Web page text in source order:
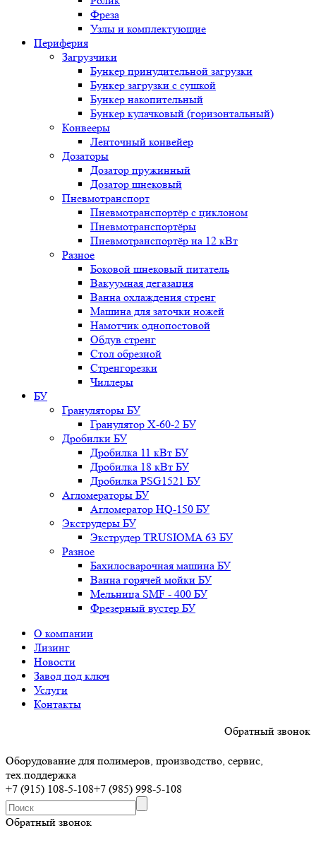
Фреза
Узлы и комплектующие
Периферия
Загрузчики
Бункер принудительной загрузки
Бункер загрузки с сушкой
Бункер накопительный
Бункер кулачковый (горизонтальный)
Конвееры
Ленточный конвейер
Дозаторы
Дозатор пружинный
Дозатор шнековый
Пневмотранспорт
Пневмотранспортёр с циклоном
Пневмотранспортёры
Пневмотранспортёр на 12 кВт
Разное
Боковой шнековый питатель
Вакуумная дегазация
Ванна охлаждения стренг
Машина для заточки ножей
Намотчик однопостовой
Обдув стренг
Стол обрезной
Стренгорезки
Чиллеры
БУ
Грануляторы БУ
Гранулятор X-60-2 БУ
Дробилки БУ
Дробилка 11 кВт БУ
Дробилка 18 кВт БУ
Дробилка PSG1521 БУ
Агломераторы БУ
Агломератор HQ-150 БУ
Экструдеры БУ
Экструдер TRUSIOMA 63 БУ
Разное
Бахилосварочная машина БУ
Ванна горячей мойки БУ
Мельница SMF - 400 БУ
Фрезерный вустер БУ
О компании
Лизинг
Новости
Завод под ключ
Услуги
Контакты
Обратный звонок
Оборудование для полимеров, производство, сервис,
тех.поддержка
+7 (915) 108-5-108+7 (985) 998-5-108
Обратный звонок